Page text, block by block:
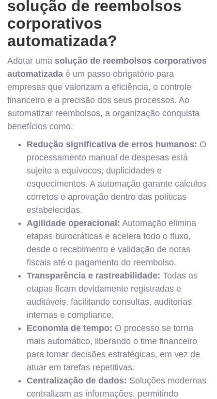
solução de reembolsos
corporativos
automatizada?
Adotar uma solução de reembolsos corporativos
automatizada é um passo obrigatório para
empresas que valorizam a eficiência, o controle
financeiro e a precisão dos seus processos. Ao
automatizar reembolsos, a organização conquista
benefícios como:
Redução significativa de erros humanos: O
processamento manual de despesas está
sujeito a equívocos, duplicidades e
esquecimentos. A automação garante cálculos
corretos e aprovação dentro das políticas
estabelecidas.
Agilidade operacional: Automação elimina
etapas burocráticas e acelera todo o fluxo,
desde o recebimento e validação de notas
fiscais até o pagamento do reembolso.
Transparência e rastreabilidade: Todas as
etapas ficam devidamente registradas e
auditáveis, facilitando consultas, auditorias
internas e compliance.
Economia de tempo: O processo se torna
mais automático, liberando o time financeiro
para tomar decisões estratégicas, em vez de
atuar em tarefas repetitivas.
Centralização de dados: Soluções modernas
centralizam as informações, permitindo